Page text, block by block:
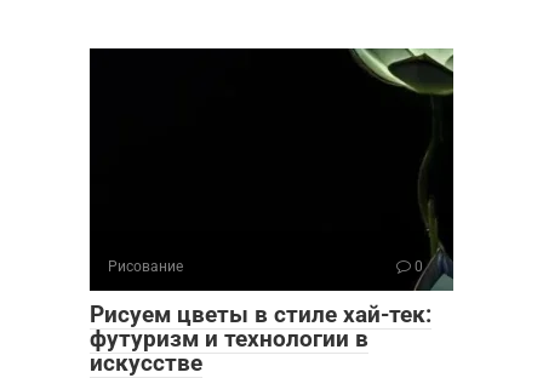
Рисование 0
Рисуем цветы в стиле хай-тек:
футуризм и технологии в
искусстве